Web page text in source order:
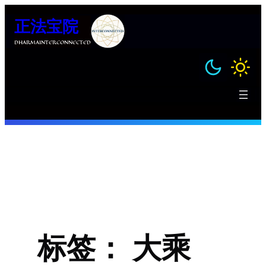
正法宝院
DHARMAINTERCONNECTED
标签：大乘